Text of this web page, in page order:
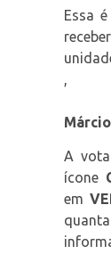
Essa
,
A
ícone
em